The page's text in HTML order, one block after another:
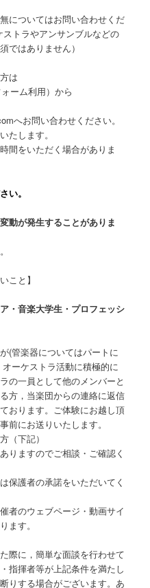
についてはお問い合わせくだ
トラやアンサンブルなどの
ではありません）
は
ーム利用）から
へお問い合わせください。
たします。
間をいただく場合がありま
い。
動が発生することがありま
こと】
・音楽大学生・プロフェッシ
(管楽器についてはパートに
ーケストラ活動に積極的に
の一員として他のメンバーと
方，当楽団からの連絡に返信
おります。ご体験にお越し頂
前にお送りいたします。
（下記）
りますのでご相談・ご確認く
保護者の承諾をいただいてく
者のウェブページ・動画サイ
ます。
際に，簡単な面談を行わせて
指揮者等が上記条件を満たし
りする場合がございます。あ